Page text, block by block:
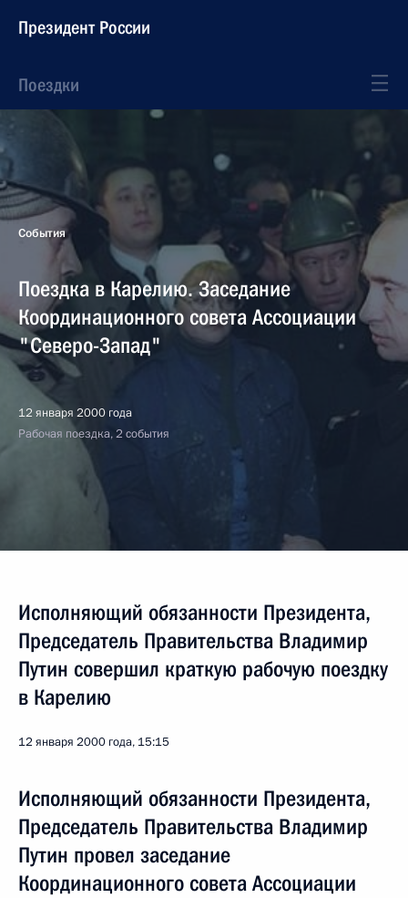
Президент России
Поездки
События
Поездка в Карелию. Заседание
Координационного совета Ассоциации
"Северо-Запад"
12 января 2000 года
Рабочая поездка, 2 события
Исполняющий обязанности Президента,
Председатель Правительства Владимир
Путин совершил краткую рабочую поездку
в Карелию
12 января 2000 года, 15:15
Исполняющий обязанности Президента,
Председатель Правительства Владимир
Путин провел заседание
Координационного совета Ассоциации